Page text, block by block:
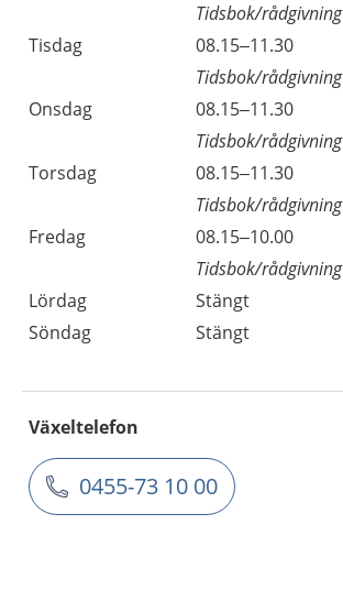
Tidsbok/rådgivning
Tisdag
08.15–11.30
Tidsbok/rådgivning
Onsdag
08.15–11.30
Tidsbok/rådgivning
Torsdag
08.15–11.30
Tidsbok/rådgivning
Fredag
08.15–10.00
Tidsbok/rådgivning
Lördag
Stängt
Söndag
Stängt
Växeltelefon
0455-73 10 00